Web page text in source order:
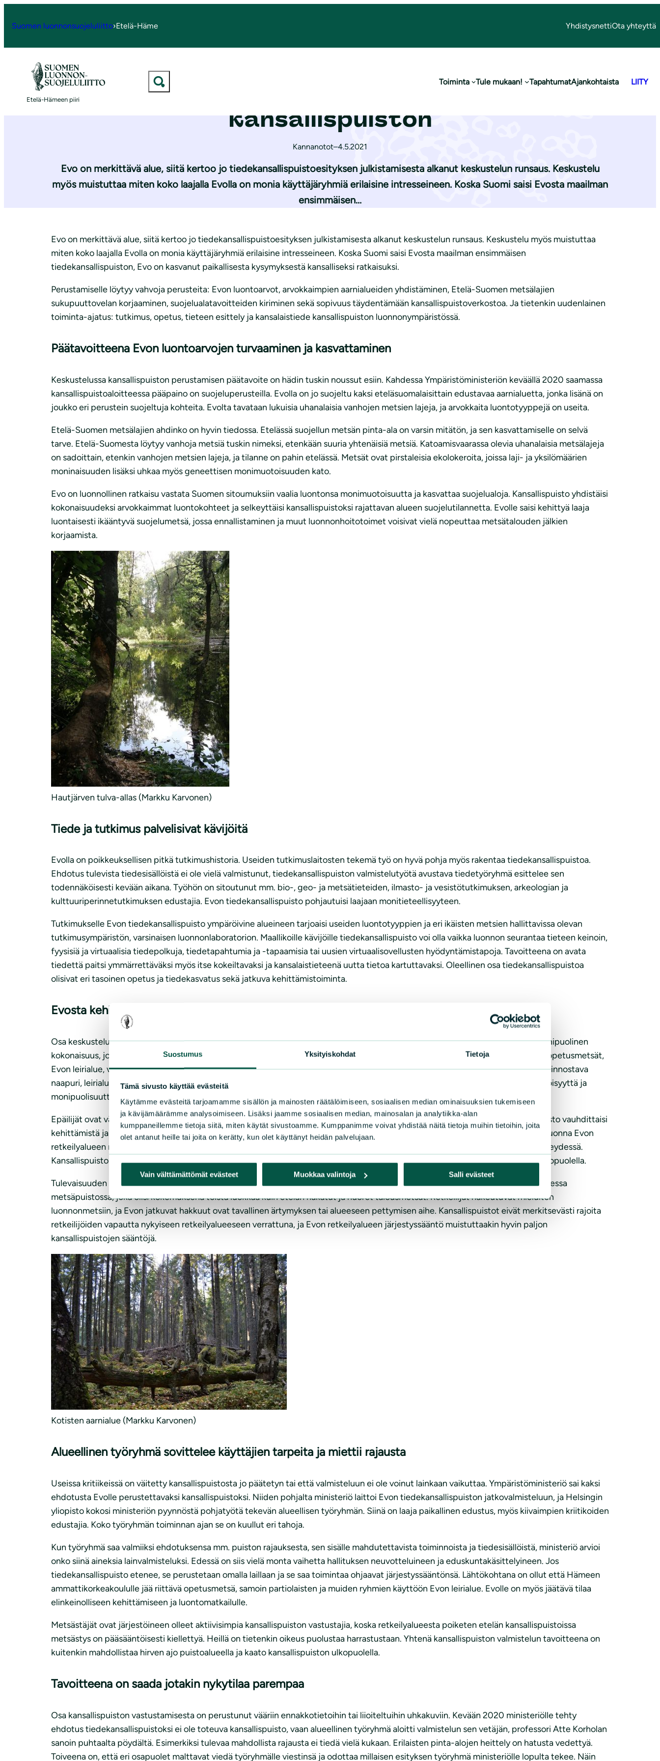
Suostumus Yksityiskohdat Tietoja
Tämä sivusto käyttää evästeitä
Käytämme evästeitä tarjoamamme sisällön ja mainosten räätälöimiseen, sosiaalisen median ominaisuuksien tukemiseen
ja kävijämäärämme analysoimiseen. Lisäksi jaamme sosiaalisen median, mainosalan ja analytiikka-alan
kumppaneillemme tietoja siitä, miten käytät sivustoamme. Kumppanimme voivat yhdistää näitä tietoja muihin tietoihin, joita
olet antanut heille tai joita on kerätty, kun olet käyttänyt heidän palvelujaan.
Vain välttämättömät evästeet Muokkaa valintoja Salli evästeet
Suomen luonnonsuojeluliitto›Etelä-Häme YhdistysnettiOta yhteyttä
Etelä-Hämeen piiri
Toiminta Tule mukaan! TapahtumatAjankohtaista LIITY
Etelä-Häme
Etelä-Suomi saisi Evosta laajan erämaisen
kansallispuiston
Kannanotot–4.5.2021
Evo on merkittävä alue, siitä kertoo jo tiedekansallispuistoesityksen julkistamisesta alkanut keskustelun runsaus. Keskustelu
myös muistuttaa miten koko laajalla Evolla on monia käyttäjäryhmiä erilaisine intresseineen. Koska Suomi saisi Evosta maailman
ensimmäisen…
Evo on merkittävä alue, siitä kertoo jo tiedekansallispuistoesityksen julkistamisesta alkanut keskustelun runsaus. Keskustelu myös muistuttaa
miten koko laajalla Evolla on monia käyttäjäryhmiä erilaisine intresseineen. Koska Suomi saisi Evosta maailman ensimmäisen
tiedekansallispuiston, Evo on kasvanut paikallisesta kysymyksestä kansalliseksi ratkaisuksi.
Perustamiselle löytyy vahvoja perusteita: Evon luontoarvot, arvokkaimpien aarnialueiden yhdistäminen, Etelä-Suomen metsälajien
sukupuuttovelan korjaaminen, suojelualatavoitteiden kiriminen sekä sopivuus täydentämään kansallispuistoverkostoa. Ja tietenkin uudenlainen
toiminta-ajatus: tutkimus, opetus, tieteen esittely ja kansalaistiede kansallispuiston luonnonympäristössä.
Päätavoitteena Evon luontoarvojen turvaaminen ja kasvattaminen
Keskustelussa kansallispuiston perustamisen päätavoite on hädin tuskin noussut esiin. Kahdessa Ympäristöministeriön keväällä 2020 saamassa
kansallispuistoaloitteessa pääpaino on suojeluperusteilla. Evolla on jo suojeltu kaksi eteläsuomalaisittain edustavaa aarnialuetta, jonka lisänä on
joukko eri perustein suojeltuja kohteita. Evolta tavataan lukuisia uhanalaisia vanhojen metsien lajeja, ja arvokkaita luontotyyppejä on useita.
Etelä-Suomen metsälajien ahdinko on hyvin tiedossa. Etelässä suojellun metsän pinta-ala on varsin mitätön, ja sen kasvattamiselle on selvä
tarve. Etelä-Suomesta löytyy vanhoja metsiä tuskin nimeksi, etenkään suuria yhtenäisiä metsiä. Katoamisvaarassa olevia uhanalaisia metsälajeja
on sadoittain, etenkin vanhojen metsien lajeja, ja tilanne on pahin etelässä. Metsät ovat pirstaleisia ekolokeroita, joissa laji- ja yksilömäärien
moninaisuuden lisäksi uhkaa myös geneettisen monimuotoisuuden kato.
Evo on luonnollinen ratkaisu vastata Suomen sitoumuksiin vaalia luontonsa monimuotoisuutta ja kasvattaa suojelualoja. Kansallispuisto yhdistäisi
kokonaisuudeksi arvokkaimmat luontokohteet ja selkeyttäisi kansallispuistoksi rajattavan alueen suojelutilannetta. Evolle saisi kehittyä laaja
luontaisesti ikääntyvä suojelumetsä, jossa ennallistaminen ja muut luonnonhoitotoimet voisivat vielä nopeuttaa metsätalouden jälkien
korjaamista.
Hautjärven tulva-allas (Markku Karvonen)
Tiede ja tutkimus palvelisivat kävijöitä
Evolla on poikkeuksellisen pitkä tutkimushistoria. Useiden tutkimuslaitosten tekemä työ on hyvä pohja myös rakentaa tiedekansallispuistoa.
Ehdotus tulevista tiedesisällöistä ei ole vielä valmistunut, tiedekansallispuiston valmistelutyötä avustava tiedetyöryhmä esittelee sen
todennäköisesti kevään aikana. Työhön on sitoutunut mm. bio-, geo- ja metsätieteiden, ilmasto- ja vesistötutkimuksen, arkeologian ja
kulttuuriperinnetutkimuksen edustajia. Evon tiedekansallispuisto pohjautuisi laajaan monitieteellisyyteen.
Tutkimukselle Evon tiedekansallispuisto ympäröivine alueineen tarjoaisi useiden luontotyyppien ja eri ikäisten metsien hallittavissa olevan
tutkimusympäristön, varsinaisen luonnonlaboratorion. Maallikoille kävijöille tiedekansallispuisto voi olla vaikka luonnon seurantaa tieteen keinoin,
fyysisiä ja virtuaalisia tiedepolkuja, tiedetapahtumia ja -tapaamisia tai uusien virtuaalisovellusten hyödyntämistapoja. Tavoitteena on avata
tiedettä paitsi ymmärrettäväksi myös itse kokeiltavaksi ja kansalaistieteenä uutta tietoa kartuttavaksi. Oleellinen osa tiedekansallispuistoa
olisivat eri tasoinen opetus ja tiedekasvatus sekä jatkuva kehittämistoiminta.
Evosta kehittyisi monipuolinen kokonaisuus
Osa keskustelusta on ymmärtänyt Evon vain tavoiteltuna kansallispuistona. Tiedekansallispuiston myötä koko Evosta kasvaisi monipuolinen
kokonaisuus, jossa kytkeytyisivät monin tavoin yhteen kansallispuisto toimintoineen, Hämeen ammattikorkeakoulun tarvitsemat opetusmetsät,
Evon leirialue, viereinen Taruksen retkeilyalue sekä ympäröivät metsämaat. Metsäopetukselle monitieteinen kansallispuisto olisi kiinnostava
naapuri, leirialueen käyttäjät taas hyödyntäisivät kansallispuiston ylläpitämiä palveluja. Kun Evolta on peräänkuulutetu monikäyttöisyyttä ja
monipuolisuutta, tämä toteutuisi hyvin Evon eri alueilla.
Epäilijät ovat väittäneet kansallispuiston estävän Evon kehittämistä. Toisen näkökulman mukaan vetovoimainen tiedekansallispuisto vauhdittaisi
kehittämistä ja loisi uusia edellytyksiä elinkeinotoiminnalle, jo kansallispuistojen imagoarvonkin takia. Metsähallitus julkisti viime vuonna Evon
retkeilyalueen maankäytön ja matkailun yleissuunnitelman. Suunnitelman tavoitteet voivat toteutua hyvinkin kansallispuiston yhteydessä.
Kansallispuistolle esitettävää rajausta ei vielä ole, ja pääosin rakentamiskohteet sijaitsevat joka tapauksessa puistokaavailujen ulkopuolella.
Tulevaisuuden retkeilijälle kansallispuisto olisi entistä elämyksellisempi Evo. He saisivat patikoida luonnontilaan palautuvassa suuressa
metsäpuistossa, joka olisi kokemuksena toista luokkaa kuin etelän hakatut ja nuoret talousmetsät. Retkeilijät hakeutuvat mieluiten
luonnonmetsiin, ja Evon jatkuvat hakkuut ovat tavallinen ärtymyksen tai alueeseen pettymisen aihe. Kansallispuistot eivät merkitsevästi rajoita
retkeilijöiden vapautta nykyiseen retkeilyalueeseen verrattuna, ja Evon retkeilyalueen järjestyssääntö muistuttaakin hyvin paljon
kansallispuistojen sääntöjä.
Kotisten aarnialue (Markku Karvonen)
Alueellinen työryhmä sovittelee käyttäjien tarpeita ja miettii rajausta
Useissa kritiikeissä on väitetty kansallispuistosta jo päätetyn tai että valmisteluun ei ole voinut lainkaan vaikuttaa. Ympäristöministeriö sai kaksi
ehdotusta Evolle perustettavaksi kansallispuistoksi. Niiden pohjalta ministeriö laittoi Evon tiedekansallispuiston jatkovalmisteluun, ja Helsingin
yliopisto kokosi ministeriön pyynnöstä pohjatyötä tekevän alueellisen työryhmän. Siinä on laaja paikallinen edustus, myös kiivaimpien kriitikoiden
edustajia. Koko työryhmän toiminnan ajan se on kuullut eri tahoja.
Kun työryhmä saa valmiiksi ehdotuksensa mm. puiston rajauksesta, sen sisälle mahdutettavista toiminnoista ja tiedesisällöistä, ministeriö arvioi
onko siinä aineksia lainvalmisteluksi. Edessä on siis vielä monta vaihetta hallituksen neuvotteluineen ja eduskuntakäsittelyineen. Jos
tiedekansallispuisto etenee, se perustetaan omalla laillaan ja se saa toimintaa ohjaavat järjestyssääntönsä. Lähtökohtana on ollut että Hämeen
ammattikorkeakoululle jää riittävä opetusmetsä, samoin partiolaisten ja muiden ryhmien käyttöön Evon leirialue. Evolle on myös jäätävä tilaa
elinkeinolliseen kehittämiseen ja luontomatkailulle.
Metsästäjät ovat järjestöineen olleet aktiivisimpia kansallispuiston vastustajia, koska retkeilyalueesta poiketen etelän kansallispuistoissa
metsästys on pääsääntöisesti kiellettyä. Heillä on tietenkin oikeus puolustaa harrastustaan. Yhtenä kansallispuiston valmistelun tavoitteena on
kuitenkin mahdollistaa hirven ajo puistoalueella ja kaato kansallispuiston ulkopuolella.
Tavoitteena on saada jotakin nykytilaa parempaa
Osa kansallispuiston vastustamisesta on perustunut vääriin ennakkotietoihin tai liioiteltuihin uhkakuviin. Kevään 2020 ministeriölle tehty
ehdotus tiedekansallispuistoksi ei ole toteuva kansallispuisto, vaan alueellinen työryhmä aloitti valmistelun sen vetäjän, professori Atte Korholan
sanoin puhtaalta pöydältä. Esimerkiksi tulevaa mahdollista rajausta ei tiedä vielä kukaan. Erilaisten pinta-alojen heittely on hatusta vedettyä.
Toiveena on, että eri osapuolet malttavat viedä työryhmälle viestinsä ja odottaa millaisen esityksen työryhmä ministeriölle lopulta tekee. Näin